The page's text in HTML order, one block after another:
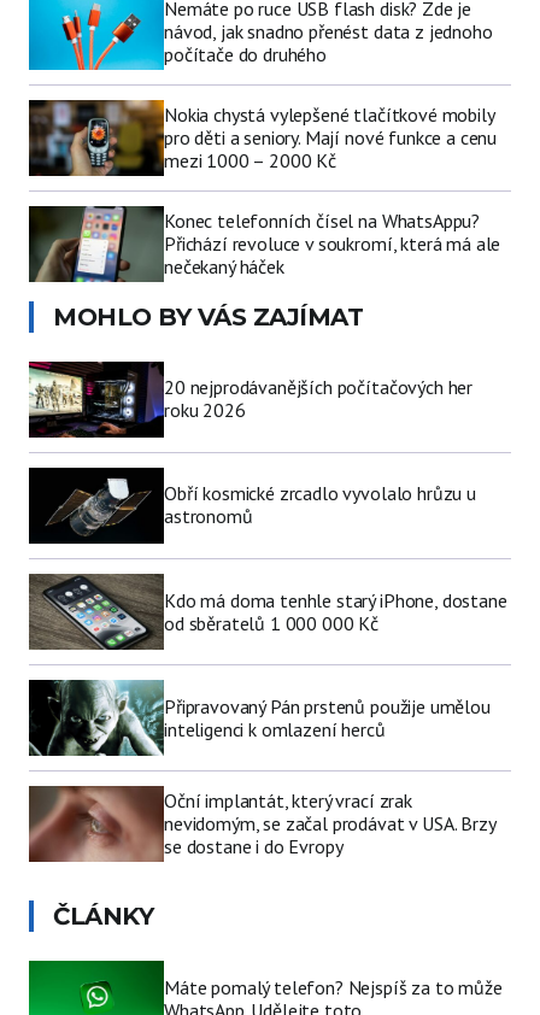
Nemáte po ruce USB flash disk? Zde je
návod, jak snadno přenést data z jednoho
počítače do druhého
Nokia chystá vylepšené tlačítkové mobily
pro děti a seniory. Mají nové funkce a cenu
mezi 1000 – 2000 Kč
Konec telefonních čísel na WhatsAppu?
Přichází revoluce v soukromí, která má ale
nečekaný háček
MOHLO BY VÁS ZAJÍMAT
20 nejprodávanějších počítačových her
roku 2026
Obří kosmické zrcadlo vyvolalo hrůzu u
astronomů
Kdo má doma tenhle starý iPhone, dostane
od sběratelů 1 000 000 Kč
Připravovaný Pán prstenů použije umělou
inteligenci k omlazení herců
Oční implantát, který vrací zrak
nevidomým, se začal prodávat v USA. Brzy
se dostane i do Evropy
ČLÁNKY
Máte pomalý telefon? Nejspíš za to může
WhatsApp. Udělejte toto